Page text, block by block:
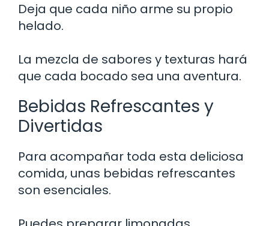
Deja que cada niño arme su propio
helado.
La mezcla de sabores y texturas hará
que cada bocado sea una aventura.
Bebidas Refrescantes y
Divertidas
Para acompañar toda esta deliciosa
comida, unas bebidas refrescantes
son esenciales.